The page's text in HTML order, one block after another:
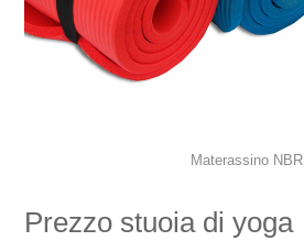
Materassino NBR
Prezzo stuoia di yoga